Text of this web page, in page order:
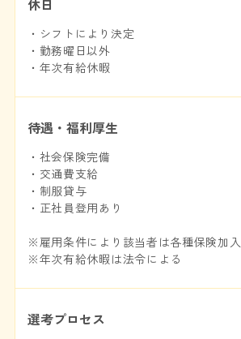
休日
・シフトにより決定
・勤務曜日以外
・年次有給休暇
待遇・福利厚生
・社会保険完備
・交通費支給
・制服貸与
・正社員登用あり
※雇用条件により該当者は各種保険加入
※年次有給休暇は法令による
選考プロセス